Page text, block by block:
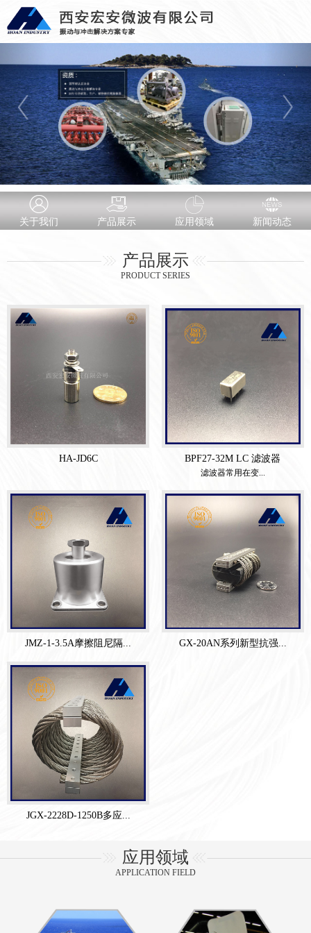
关于我们 产品展示 应用领域 新闻动态
产品展示
PRODUCT SERIES
HA-JD6C BPF27-32M LC 滤波器
滤波器常用在变...
JMZ-1-3.5A摩擦阻尼隔... GX-20AN系列新型抗强...
JGX-2228D-1250B多应...
应用领域
APPLICATION FIELD